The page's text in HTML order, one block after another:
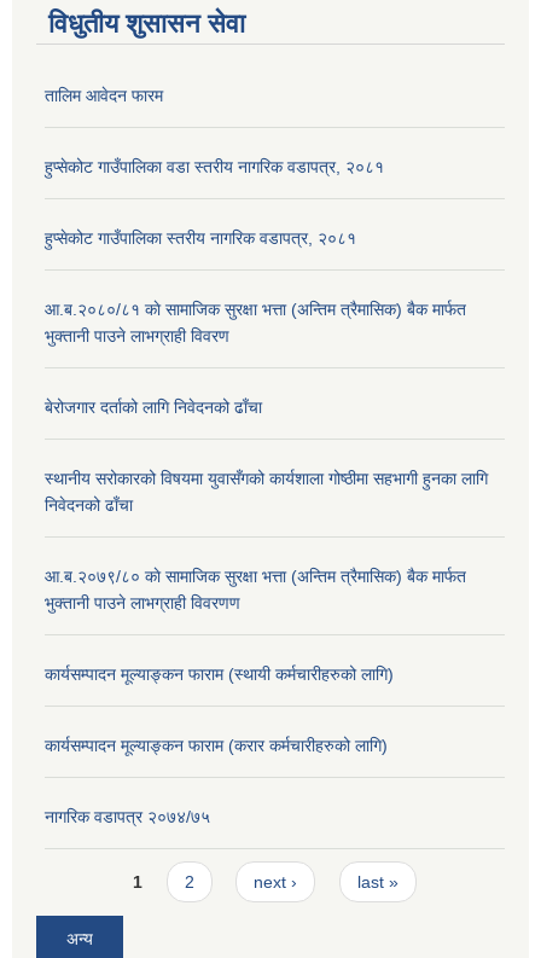
विधुतीय शुसासन सेवा
तालिम आवेदन फारम
हुप्सेकोट गाउँपालिका वडा स्तरीय नागरिक वडापत्र, २०८१
हुप्सेकोट गाउँपालिका स्तरीय नागरिक वडापत्र, २०८१
आ.ब.२०८०/८१ काे सामाजिक सुरक्षा भत्ता (अन्तिम त्रैमासिक) बैक मार्फत
भुक्तानी पाउने लाभग्राही विवरण
बेरोजगार दर्ताको लागि निवेदनको ढाँचा
स्थानीय सरोकारको विषयमा युवासँगको कार्यशाला गोष्ठीमा सहभागी हुनका लागि
निवेदनको ढाँचा
आ.ब.२०७९/८० काे सामाजिक सुरक्षा भत्ता (अन्तिम त्रैमासिक) बैक मार्फत
भुक्तानी पाउने लाभग्राही विवरणण
कार्यसम्पादन मूल्याङ्कन फाराम (स्थायी कर्मचारीहरुको लागि)
कार्यसम्पादन मूल्याङ्कन फाराम (करार कर्मचारीहरुको लागि)
नागरिक वडापत्र २०७४/७५
Pages1 2 next › last »
अन्य